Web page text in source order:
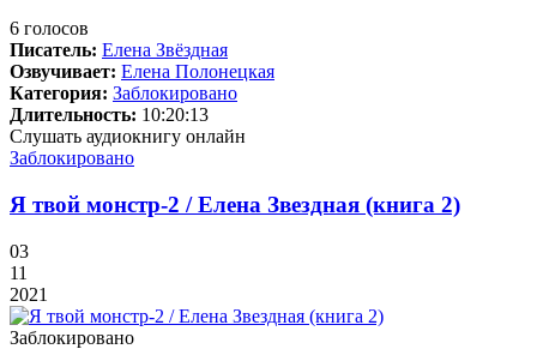
6 голосов
Писатель: Елена Звёздная
Озвучивает: Елена Полонецкая
Категория: Заблокировано
Длительность: 10:20:13
Слушать аудиокнигу онлайн
Заблокировано
Я твой монстр-2 / Елена Звездная (книга 2)
03
11
2021
Заблокировано